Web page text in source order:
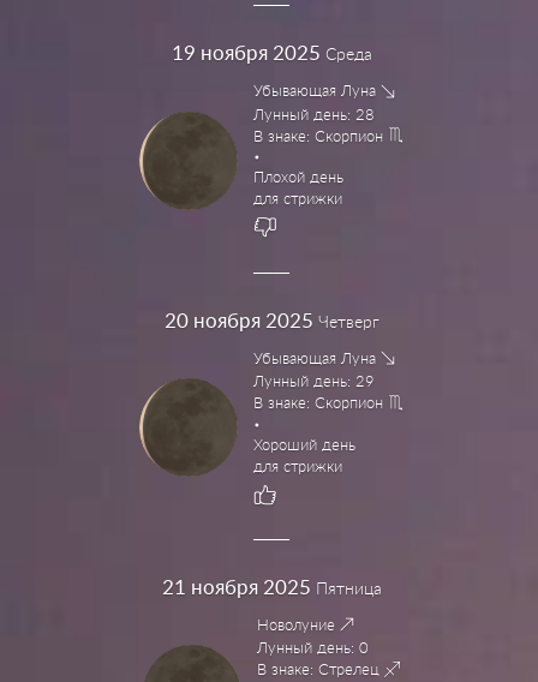
19 ноября 2025 Среда
Убывающая Луна
Лунный день: 28
В знаке: Скорпион
Плохой день
для стрижки
20 ноября 2025 Четверг
Убывающая Луна
Лунный день: 29
В знаке: Скорпион
Хороший день
для стрижки
21 ноября 2025 Пятница
Новолуние
Лунный день: 0
В знаке: Стрелец